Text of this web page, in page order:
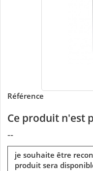
Référence
Ce produit n'est
--
je souhaite être
produit sera